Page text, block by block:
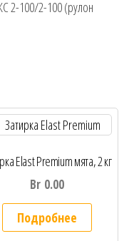
2-100/2-100 (рулон
Elast Premium мята, 2 кг
Br 0.00
Подробнее